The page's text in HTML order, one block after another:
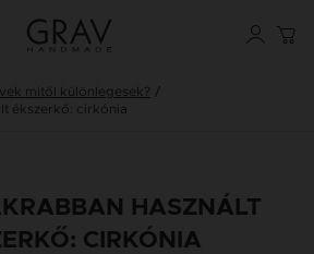
mitől különlegesek?
ékszerkő: cirkónia
HASZNÁLT
CIRKÓNIA